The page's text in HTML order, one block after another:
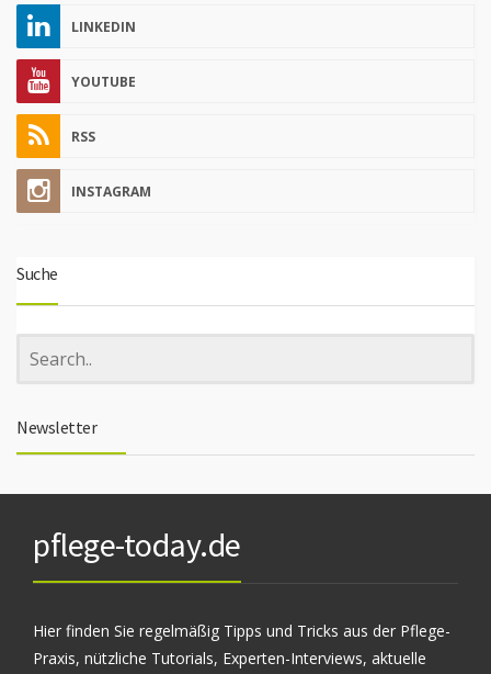
LINKEDIN
YOUTUBE
RSS
INSTAGRAM
Suche
Newsletter
pflege-today.de
Hier finden Sie regelmäßig Tipps und Tricks aus der Pflege-
Praxis, nützliche Tutorials, Experten-Interviews, aktuelle